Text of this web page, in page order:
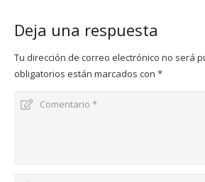
Deja una respuesta
Tu dirección de correo electrónico no será
obligatorios están marcados con *